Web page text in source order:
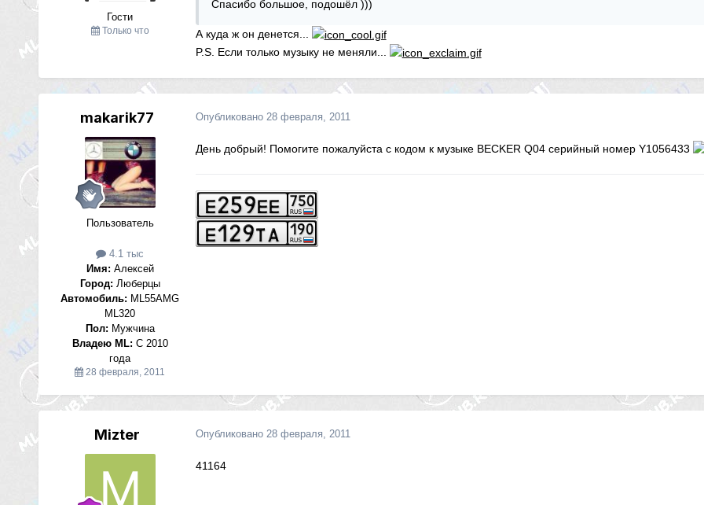
Гости
Только что
Спасибо большое, подошёл )))
А куда ж он денется...
P.S. Если только музыку не меняли...
makarik77
Пользователь
4.1 тыс
Имя: Алексей
Город: Люберцы
Автомобиль: ML55AMG
ML320
Пол: Мужчина
Владею ML: С 2010
года
28 февраля, 2011
Опубликовано 28 февраля, 2011
День добрый! Помогите пожалуйста с кодом к музыке BECKER Q04 серийный номер Y1056433
Mizter Опубликовано 28 февраля, 2011
41164